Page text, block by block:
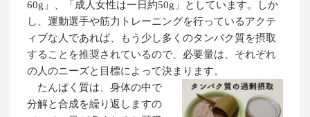
60g」、「成人女性は一日約50g」としています。しか
し、運動選手や筋力トレーニングを行っているアクテ
ィブな人であれば、もう少し多くのタンパク質を摂取
することを推奨されているので、必要量は、それぞれ
の人のニーズと目標によって決まります。
たんぱく質は、身体の中で
分解と合成を繰り返しますの